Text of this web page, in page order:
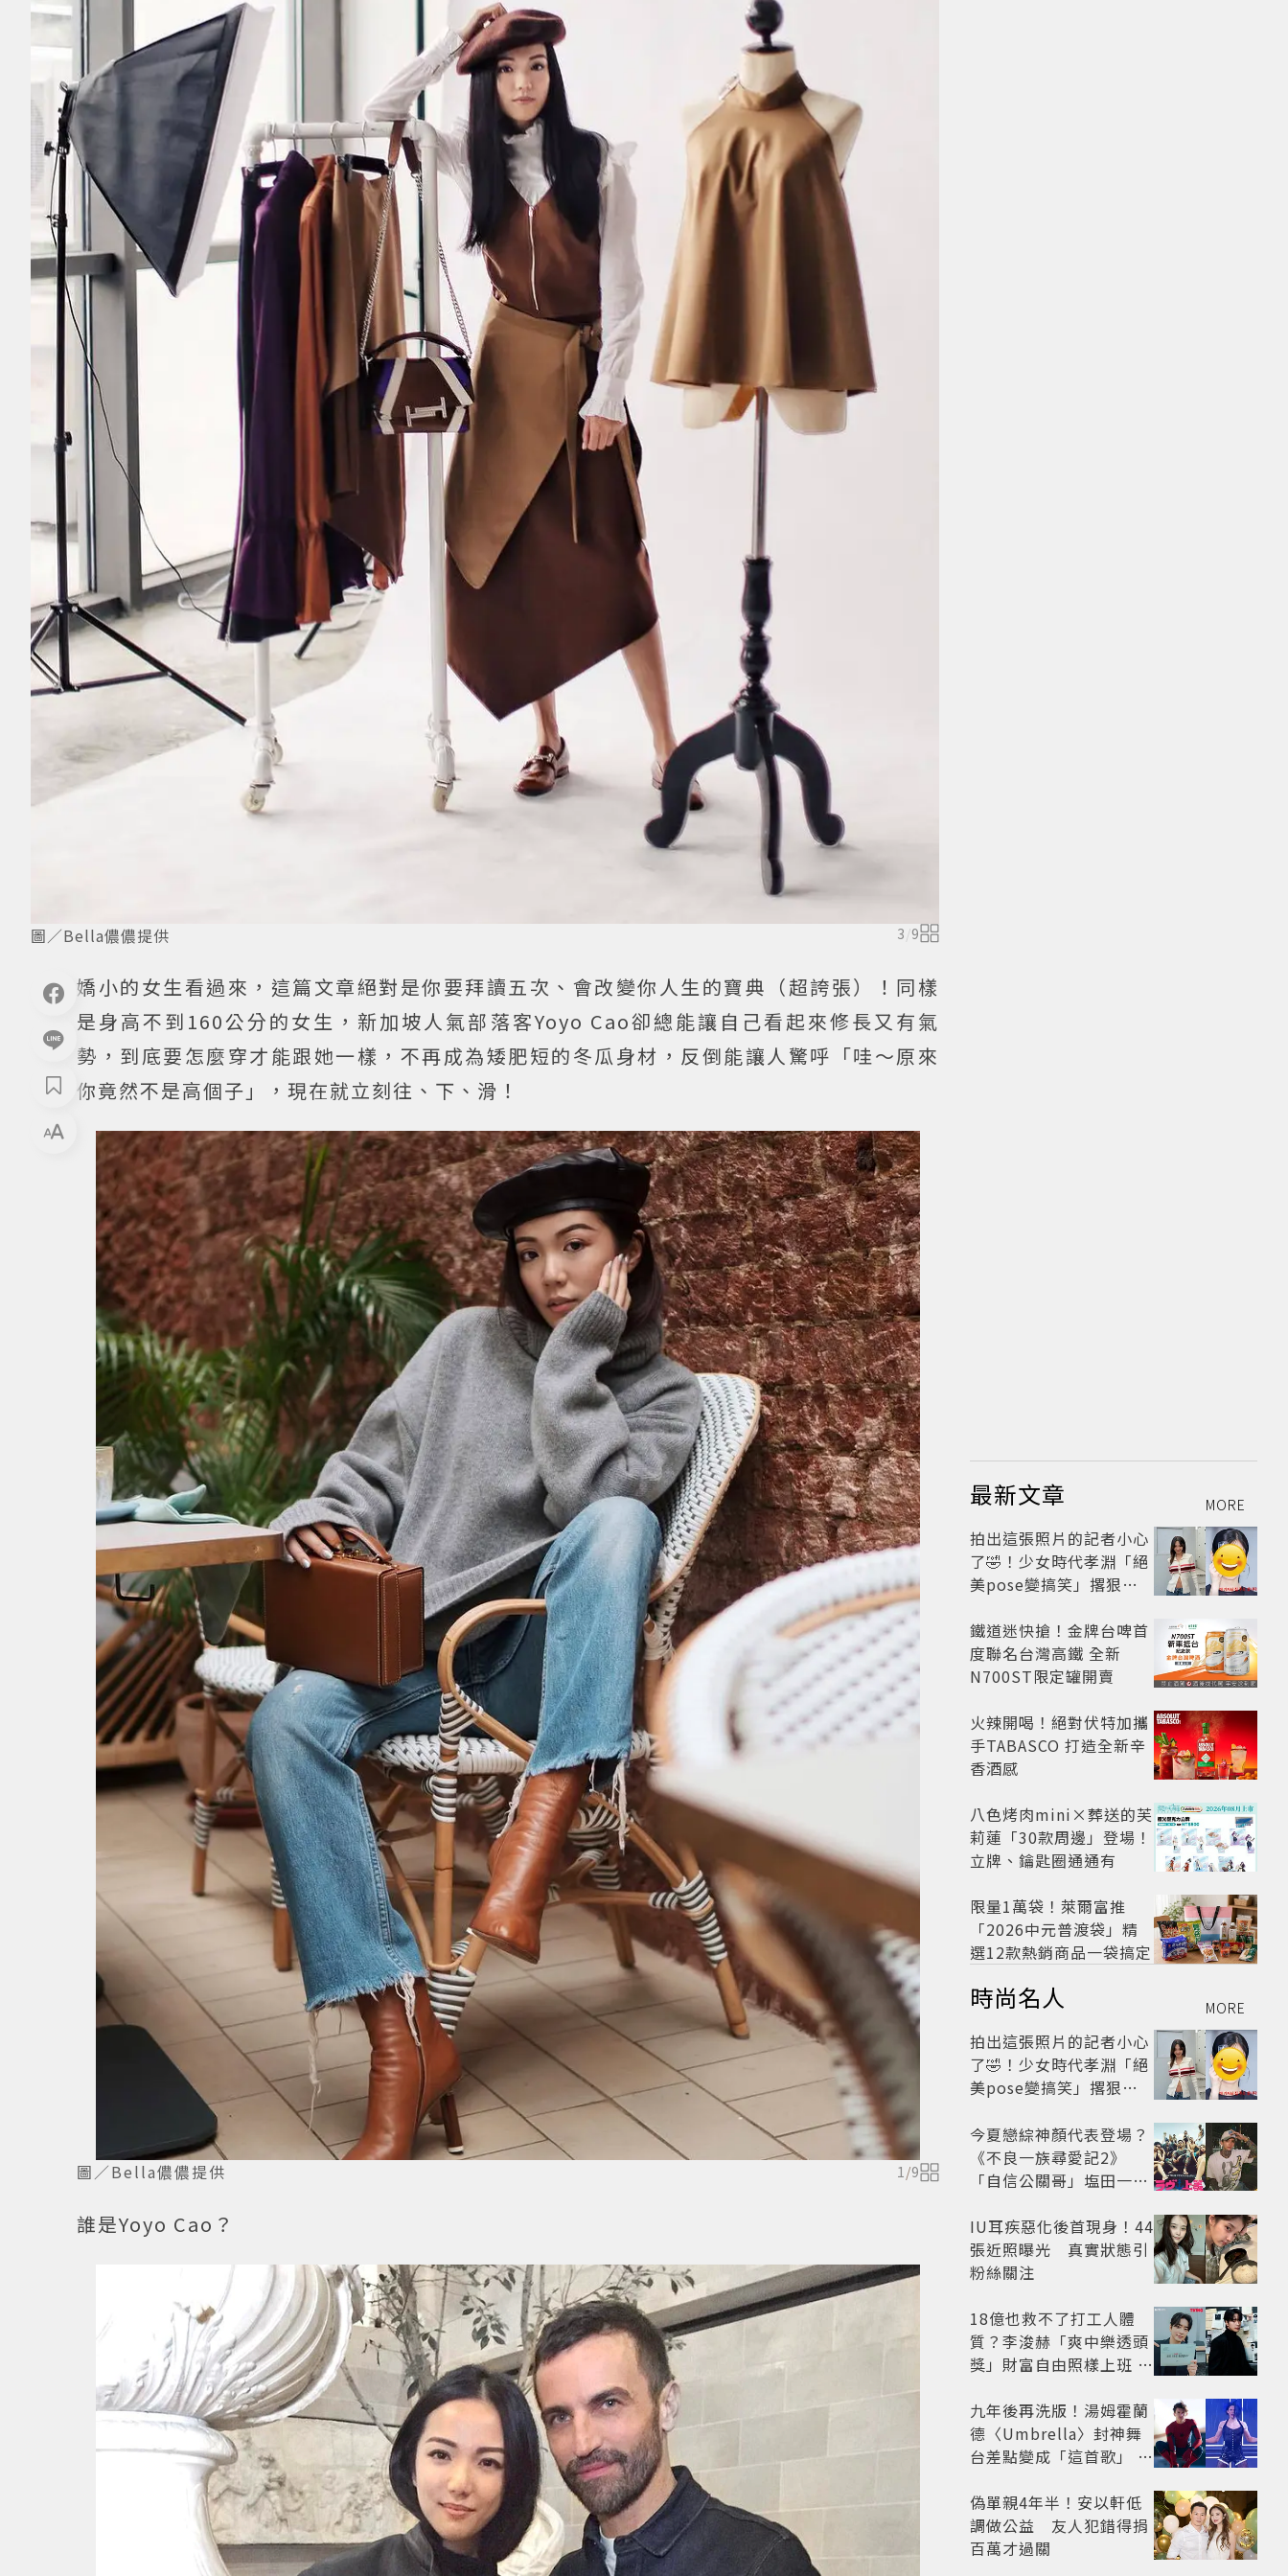
圖／Bella儂儂提供 3 /9
嬌小的女生看過來，這篇文章絕對是你要拜讀五次、會改變你人生的寶典（超誇張）！同樣
是身高不到160公分的女生，新加坡人氣部落客Yoyo Cao卻總能讓自己看起來修長又有氣
勢，到底要怎麼穿才能跟她一樣，不再成為矮肥短的冬瓜身材，反倒能讓人驚呼「哇～原來
你竟然不是高個子」，現在就立刻往、下、滑！
圖／Bella儂儂提供 1/9
誰是Yoyo Cao？
最新文章 MORE
拍出這張照片的記者小心
了🤣！少女時代孝淵「絕
美pose變搞笑」撂狠
鐵道迷快搶！金牌台啤首
度聯名台灣高鐵 全新
N700ST限定罐開賣
火辣開喝！絕對伏特加攜
手TABASCO 打造全新辛
香酒感
八色烤肉mini×葬送的芙
莉蓮「30款周邊」登場！
立牌、鑰匙圈通通有
限量1萬袋！萊爾富推
「2026中元普渡袋」精
選12款熱銷商品一袋搞定
時尚名人 MORE
拍出這張照片的記者小心
了🤣！少女時代孝淵「絕
美pose變搞笑」撂狠
今夏戀綜神顏代表登場？
《不良一族尋愛記2》
「自信公關哥」塩田一馬
老闆
IU耳疾惡化後首現身！44
張近照曝光 真實狀態引
粉絲關注
18億也救不了打工人體
質？李浚赫「爽中樂透頭
獎」財富自由照樣上班 西
九年後再洗版！湯姆霍蘭
德〈Umbrella〉封神舞
台差點變成「這首歌」 造
開
偽單親4年半！安以軒低
調做公益 友人犯錯得捐
百萬才過關